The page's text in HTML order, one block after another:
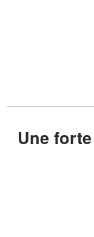
Une forte présence du monde